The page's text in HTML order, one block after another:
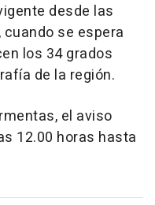
desde las
se espera
los 34 grados
de la región.
el aviso
12.00 horas hasta